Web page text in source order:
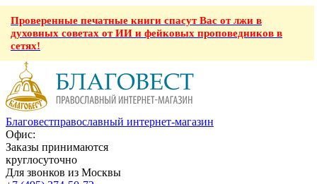
Проверенные печатные книги спасут Вас от лжи в
духовных советах от ИИ и фейковых проповедников в
сетях!
Благовестправославный интернет-магазин
Офис:
Заказы принимаются
круглосуточно
Для звонков из Москвы